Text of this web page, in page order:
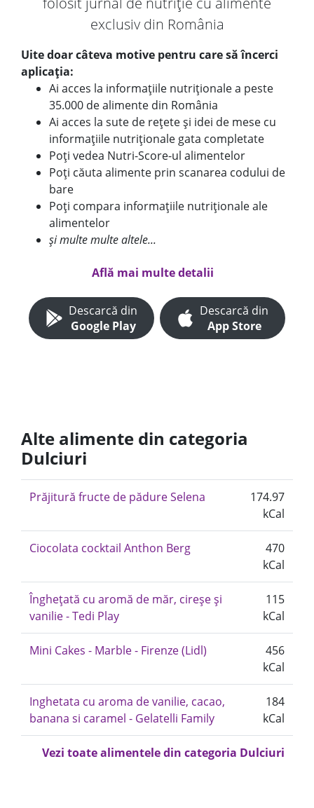
exclusiv din România
Uite doar câteva motive pentru care să încerci
aplicația:
Ai acces la informațiile nutriționale a peste
35.000 de alimente din România
Ai acces la sute de rețete și idei de mese cu
informațiile nutriționale gata completate
Poți vedea Nutri-Score-ul alimentelor
Poți căuta alimente prin scanarea codului de
bare
Poți compara informațiile nutriționale ale
alimentelor
și multe multe altele...
Află mai multe detalii
Descarcă din
Google Play
Descarcă din
App Store
Alte alimente din categoria
Dulciuri
Prăjitură fructe de pădure Selena
174.97
kCal
Ciocolata cocktail Anthon Berg
470
kCal
Înghețată cu aromă de măr, cireșe și
vanilie - Tedi Play
115
kCal
Mini Cakes - Marble - Firenze (Lidl)
456
kCal
Inghetata cu aroma de vanilie, cacao,
banana si caramel - Gelatelli Family
184
kCal
Vezi toate alimentele din categoria Dulciuri